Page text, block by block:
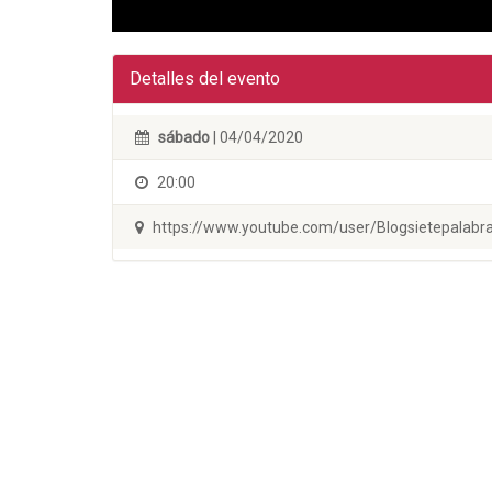
Detalles del evento
sábado | 04/04/2020
20:00
https://www.youtube.com/user/